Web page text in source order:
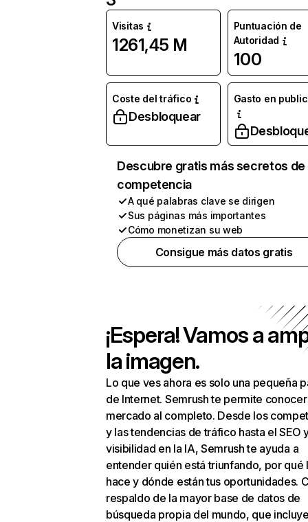
Visitas
1261,45 M
Puntuación de
Autoridad
100
Coste del tráfico
Desbloquear
Gasto en
Descubre gratis más secretos de
competencia
A qué palabras clave se dirigen
Sus páginas más importantes
Cómo monetizan su web
Consigue más datos gratis
¡Espera! Vamos a
la imagen.
Lo que ves ahora es solo una pequeña
de Internet. Semrush te permite
mercado al completo. Desde los
y las tendencias de tráfico hasta el SEO
visibilidad en la IA, Semrush te ayuda a
entender quién está triunfando, por qué
hace y dónde están tus oportunidades.
respaldo de la mayor base de datos de
búsqueda propia del mundo, que